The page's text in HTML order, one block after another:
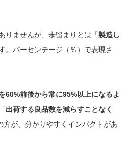
りませんが、歩留まりとは「製造し
。パーセンテージ（％）で表現さ
60%前後から常に95%以上になるよ
出荷する良品数を減らすことなく
方が、分かりやすくインパクトがあ